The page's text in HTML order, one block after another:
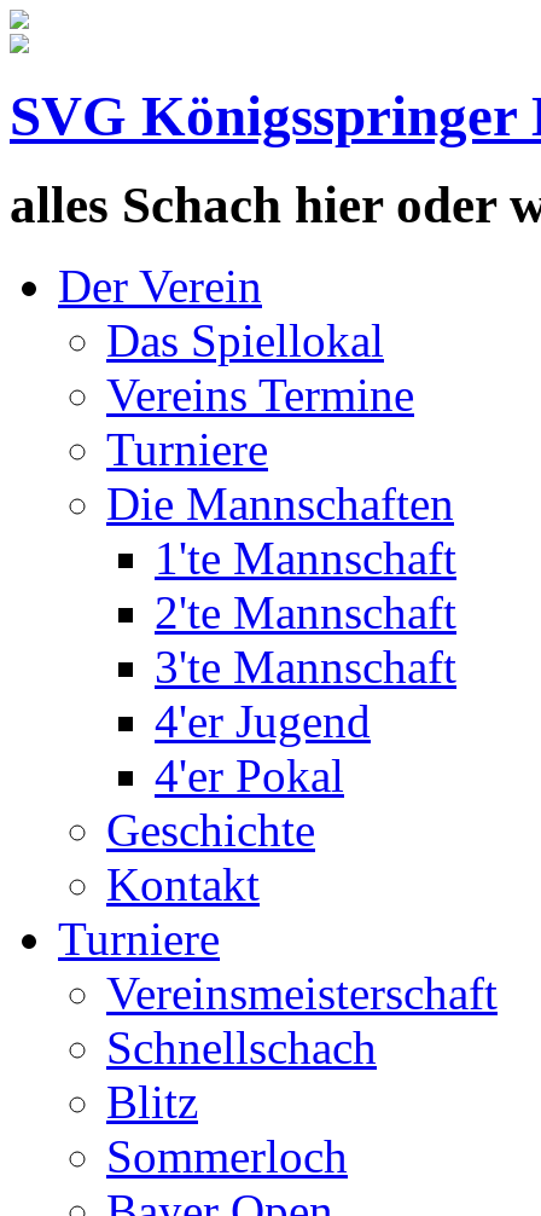
SVG Königsspringer
alles Schach hier oder
Der Verein
Das Spiellokal
Vereins Termine
Turniere
Die Mannschaften
1'te Mannschaft
2'te Mannschaft
3'te Mannschaft
4'er Jugend
4'er Pokal
Geschichte
Kontakt
Turniere
Vereinsmeisterschaft
Schnellschach
Blitz
Sommerloch